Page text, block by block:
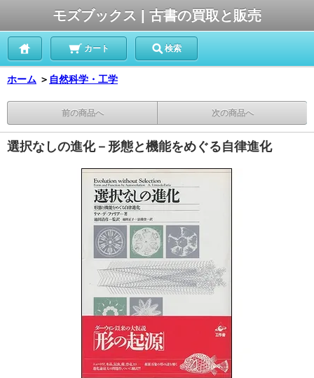
モズブックス | 古書の買取と販売
カート 検索
ホーム ＞ 自然科学・工学
前の商品へ 次の商品へ
選択なしの進化－形態と機能をめぐる自律進化